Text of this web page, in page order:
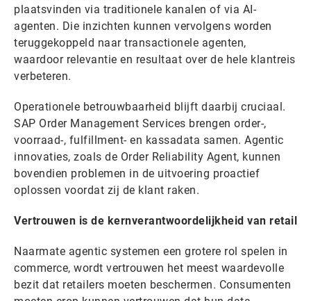
plaatsvinden via traditionele kanalen of via AI-
agenten. Die inzichten kunnen vervolgens worden
teruggekoppeld naar transactionele agenten,
waardoor relevantie en resultaat over de hele klantreis
verbeteren.
Operationele betrouwbaarheid blijft daarbij cruciaal.
SAP Order Management Services brengen order-,
voorraad-, fulfillment- en kassadata samen. Agentic
innovaties, zoals de Order Reliability Agent, kunnen
bovendien problemen in de uitvoering proactief
oplossen voordat zij de klant raken.
Vertrouwen is de kernverantwoordelijkheid van retail
Naarmate agentic systemen een grotere rol spelen in
commerce, wordt vertrouwen het meest waardevolle
bezit dat retailers moeten beschermen. Consumenten